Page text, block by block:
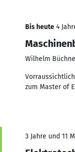
Bis heute 4
Wilhelm
zum Master of
3 Jahre und 11